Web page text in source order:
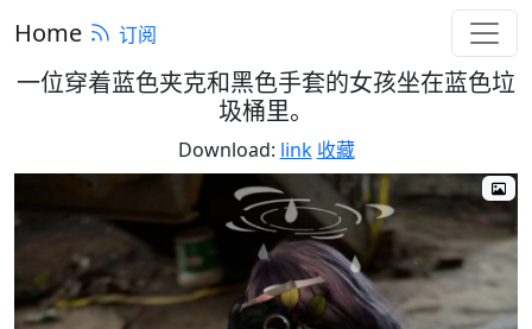
Home 订阅
一位穿着蓝色夹克和黑色手套的女孩坐在蓝色垃
圾桶里。
Download: link 收藏